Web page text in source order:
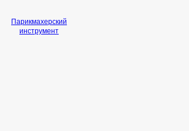
Парикмахерский
инструмент